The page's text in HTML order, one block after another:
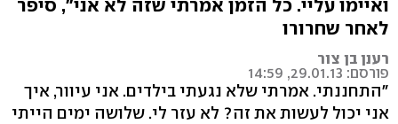
ואיימו עליי. כל הזמן אמרתי שזה לא אני", סיפר
לאחר שחרורו
רענן בן צור
פורסם: 29.01.13, 14:59
"התחננתי. אמרתי שלא נגעתי בילדים. אני עיוור, איך
אני יכול לעשות את זה? לא עזר לי. שלושה ימים הייתי